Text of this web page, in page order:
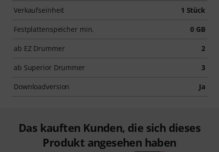
Verkaufseinheit 1 Stück
Festplattenspeicher min. 0 GB
ab EZ Drummer 2
ab Superior Drummer 3
Downloadversion Ja
Das kauften Kunden, die sich dieses
Produkt angesehen haben